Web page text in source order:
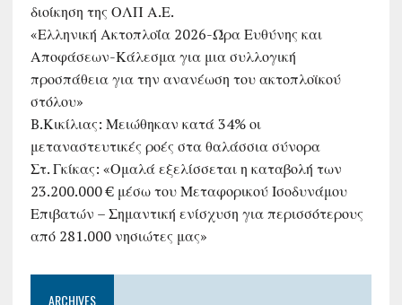
διοίκηση της ΟΛΠ Α.Ε.
«Ελληνική Ακτοπλοΐα 2026-Ώρα Ευθύνης και
Αποφάσεων-Κάλεσμα για μια συλλογική
προσπάθεια για την ανανέωση του ακτοπλοϊκού
στόλου»
B.Κικίλιας: Μειώθηκαν κατά 34% οι
μεταναστευτικές ροές στα θαλάσσια σύνορα
Στ. Γκίκας: «Ομαλά εξελίσσεται η καταβολή των
23.200.000 € μέσω του Μεταφορικού Ισοδυνάμου
Επιβατών – Σημαντική ενίσχυση για περισσότερους
από 281.000 νησιώτες μας»
ARCHIVES